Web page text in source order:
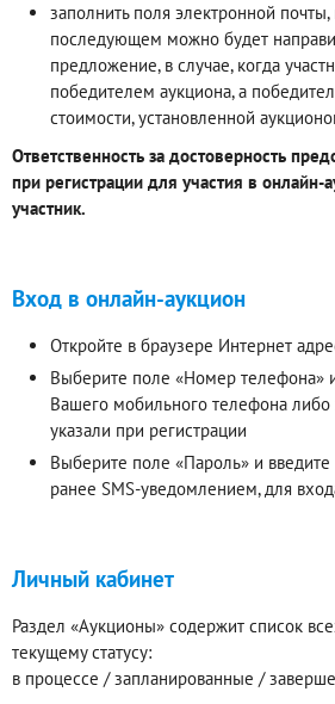
заполнить поля электронной
последующем можно будет
предложение, в случае, когда
победителем аукциона, а
стоимости, установленной
Ответственность за достоверность
при регистрации для участия в онлайн-
участник.
Вход в онлайн-аукцион
Откройте в браузере Интернет
Выберите поле «Номер телефона»
Вашего мобильного телефона либо
указали при регистрации
Выберите поле «Пароль» и
ранее SMS-уведомлением, для
Личный кабинет
Раздел «Аукционы» содержит список
текущему статусу:
в процессе / запланированные /